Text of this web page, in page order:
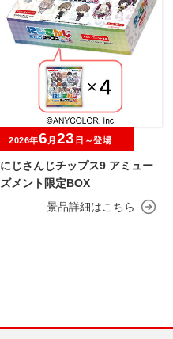
にじさんじチップス9 アミュー
ズメント限定BOX
2026年6 月 23 日～登場